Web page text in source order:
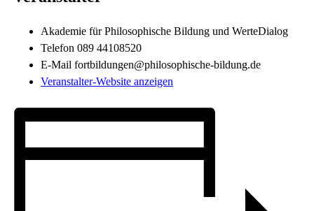
Akademie für Philosophische Bildung und WerteDialog
Telefon 089 44108520
E-Mail fortbildungen@philosophische-bildung.de
Veranstalter-Website anzeigen